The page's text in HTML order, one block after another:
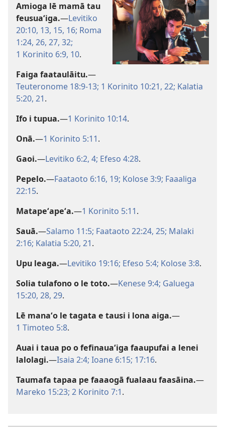
Amioga lē mamā tau
feusuaʻiga.—Levitiko
20:10, 13, 15, 16; Roma
1:24, 26, 27, 32;
1 Korinito 6:9, 10.
Faiga faataulāitu.—
Teuteronome 18:9-13; 1 Korinito 10:21, 22; Kalatia
5:20, 21.
Ifo i tupua.—1 Korinito 10:14.
Onā.—1 Korinito 5:11.
Gaoi.—Levitiko 6:2, 4; Efeso 4:28.
Pepelo.—Faataoto 6:16, 19; Kolose 3:9; Faaaliga
22:15.
Matapeʻapeʻa.—1 Korinito 5:11.
Sauā.—Salamo 11:5; Faataoto 22:24, 25; Malaki
2:16; Kalatia 5:20, 21.
Upu leaga.—Levitiko 19:16; Efeso 5:4; Kolose 3:8.
Solia tulafono o le toto.—Kenese 9:4; Galuega
15:20, 28, 29.
Lē manaʻo le tagata e tausi i lona aiga.—
1 Timoteo 5:8.
Auai i taua po o fefinauaʻiga faaupufai a lenei
lalolagi.—Isaia 2:4; Ioane 6:15; 17:16.
Taumafa tapaa pe faaaogā fualaau faasāina.—
Mareko 15:23; 2 Korinito 7:1.